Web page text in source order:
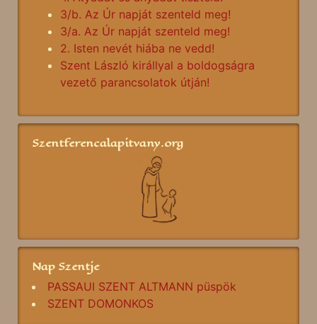
3/b. Az Úr napját szenteld meg!
3/a. Az Úr napját szenteld meg!
2. Isten nevét hiába ne vedd!
Szent László királlyal a boldogságra
vezető parancsolatok útján!
Szentferencalapitvany.org
Nap Szentje
PASSAUI SZENT ALTMANN püspök
SZENT DOMONKOS